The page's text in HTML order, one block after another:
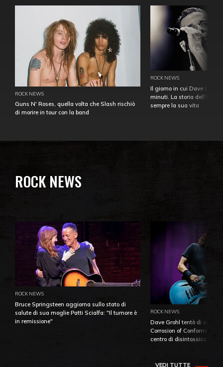
ROCK NEWS
Guns N' Roses, quella volta che Slash rischiò
di morire in tour con la band
ROCK NEWS
Il giorno in cui Dave
minuti. La storia
sempre la sua vita
ROCK NEWS
ROCK NEWS
Bruce Springsteen aggiorna sullo stato di
salute di sua moglie Patti Scialfa: "Il tumore è
in remissione"
ROCK NEWS
Dave Grohl tentò di
Corrosion of Conformity
centro di
VEDI TUTTE